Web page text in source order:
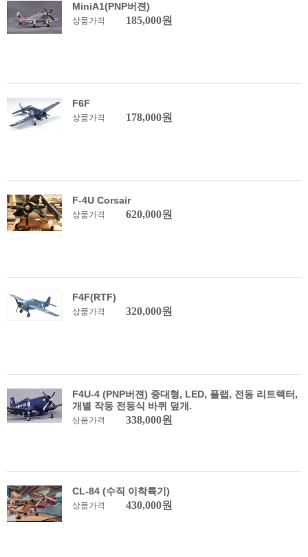
MiniA1(PNP버젼)
상품가격 185,000원
F6F
상품가격 178,000원
F-4U Corsair
상품가격 620,000원
F4F(RTF)
상품가격 320,000원
F4U-4 (PNP버젼) 중대형, LED, 플랩, 전동 리트렉터,
개별 작동 전동식 바퀴 덮개.
상품가격 338,000원
CL-84 (수직 이착륙기)
상품가격 430,000원